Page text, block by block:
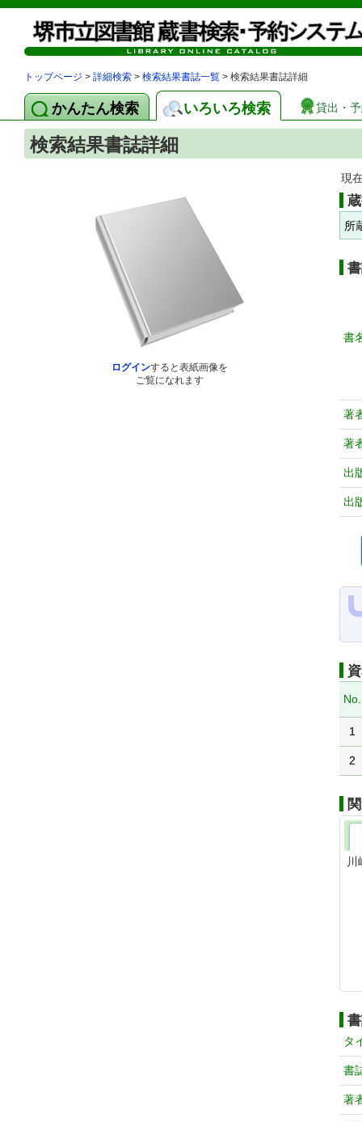
トップページ > 詳細検索 > 検索結果書誌一覧 > 検索結果書誌詳細
かんたん検索 いろいろ検索 貸出・
検索結果書誌詳細
ログインすると表紙画像を
ご覧になれます
現
所
書
著
著
出
出
No.
1
2
川
タ
書
著